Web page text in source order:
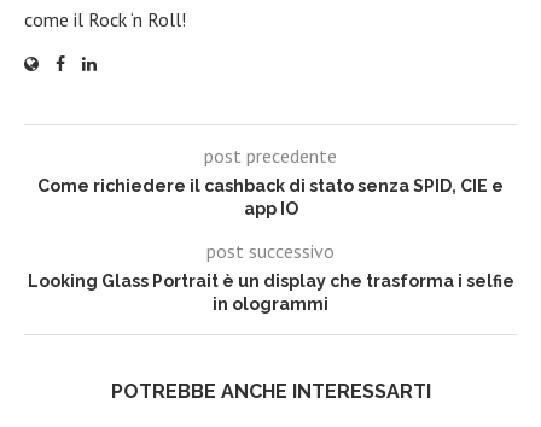
come il Rock ‘n Roll!
post precedente
Come richiedere il cashback di stato senza SPID, CIE e
app IO
post successivo
Looking Glass Portrait è un display che trasforma i selfie
in ologrammi
POTREBBE ANCHE INTERESSARTI